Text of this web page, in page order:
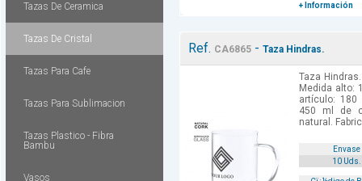
Tazas De Ceramica
Tazas De Cristal
Tazas Para Cafe
Tazas Para Sublimacion
Tazas Plastico - Fibra
Bambu
Vasos
+ Información
Ref. CA6865 - Taza Hindras.
Taza
Medida alto:
artículo:
450 ml de
natural.
Envase
10 Uds.